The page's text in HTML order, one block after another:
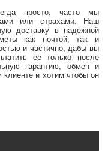
просто, часто мы
или страхами. Наш
доставку в надежной
как почтой, так и
и частично, дабы вы
ее только после
гарантию, обмен и
и хотим чтобы он